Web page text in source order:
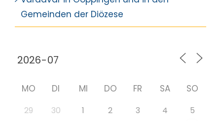
Gemeinden der Diözese
MO DI MI DO FR SA SO
29 30 1 2 3 4
5